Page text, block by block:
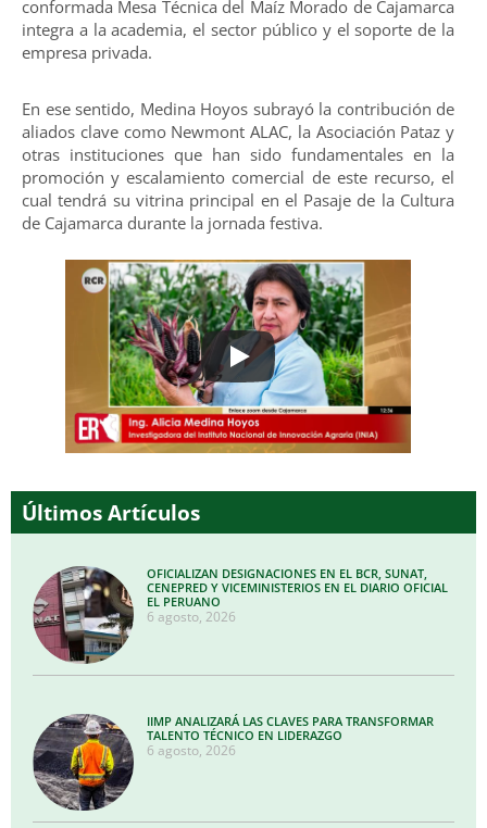
conformada Mesa Técnica del Maíz Morado de Cajamarca
integra a la academia, el sector público y el soporte de la
empresa privada.
En ese sentido, Medina Hoyos subrayó la contribución de
aliados clave como Newmont ALAC, la Asociación Pataz y
otras instituciones que han sido fundamentales en la
promoción y escalamiento comercial de este recurso, el
cual tendrá su vitrina principal en el Pasaje de la Cultura
de Cajamarca durante la jornada festiva.
Últimos Artículos
OFICIALIZAN DESIGNACIONES EN EL BCR, SUNAT,
CENEPRED Y VICEMINISTERIOS EN EL DIARIO OFICIAL
EL PERUANO
6 agosto, 2026
IIMP ANALIZARÁ LAS CLAVES PARA TRANSFORMAR
TALENTO TÉCNICO EN LIDERAZGO
6 agosto, 2026